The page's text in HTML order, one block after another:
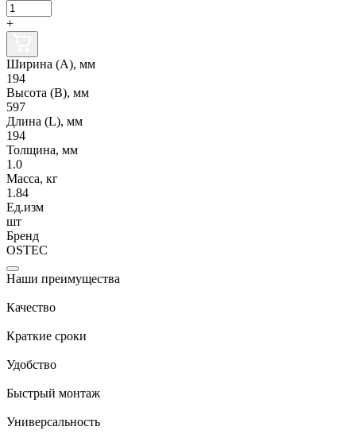
+
Ширина (А), мм
194
Высота (В), мм
597
Длина (L), мм
194
Толщина, мм
1.0
Масса, кг
1.84
Ед.изм
шт
Бренд
OSTEC
Наши преимущества
Качество
Краткие сроки
Удобство
Быстрый монтаж
Универсальность